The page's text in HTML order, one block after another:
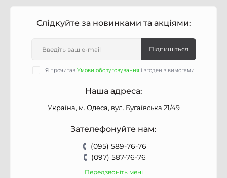
Слідкуйте за новинками та акціями:
Підпишіться
Я прочитав Умови обслуговування і згоден з вимогами
Наша адреса:
Україна, м. Одеса, вул. Бугаївська 21/49
Зателефонуйте нам:
(095) 589-76-76
(097) 587-76-76
Передзвоніть мені